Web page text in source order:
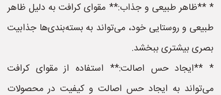
* **ظاهر طبیعی و جذاب:** مقوای کرافت به دلیل ظاهر
طبیعی و روستایی خود، می‌تواند به بسته‌بندی‌ها جذابیت
بصری بیشتری ببخشد.
* **ایجاد حس اصالت:** استفاده از مقوای کرافت
می‌تواند به ایجاد حس اصالت و کیفیت در محصولات